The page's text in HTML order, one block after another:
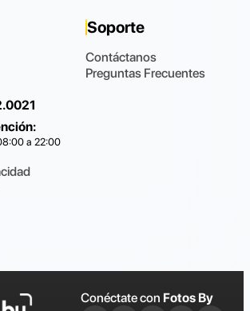
Soporte
Contáctanos
Preguntas Frecuentes
:
a 22:00
Conéctate con Fotos By